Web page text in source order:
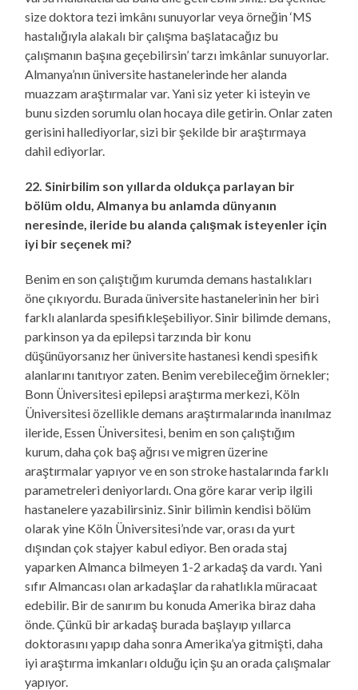
size doktora tezi imkânı sunuyorlar veya örneğin ‘MS
hastalığıyla alakalı bir çalışma başlatacağız bu
çalışmanın başına geçebilirsin’ tarzı imkânlar sunuyorlar.
Almanya’nın üniversite hastanelerinde her alanda
muazzam araştırmalar var. Yani siz yeter ki isteyin ve
bunu sizden sorumlu olan hocaya dile getirin. Onlar zaten
gerisini hallediyorlar, sizi bir şekilde bir araştırmaya
dahil ediyorlar.
22. Sinirbilim son yıllarda oldukça parlayan bir
bölüm oldu, Almanya bu anlamda dünyanın
neresinde, ileride bu alanda çalışmak isteyenler için
iyi bir seçenek mi?
Benim en son çalıştığım kurumda demans hastalıkları
öne çıkıyordu. Burada üniversite hastanelerinin her biri
farklı alanlarda spesifikleşebiliyor. Sinir bilimde demans,
parkinson ya da epilepsi tarzında bir konu
düşünüyorsanız her üniversite hastanesi kendi spesifik
alanlarını tanıtıyor zaten. Benim verebileceğim örnekler;
Bonn Üniversitesi epilepsi araştırma merkezi, Köln
Üniversitesi özellikle demans araştırmalarında inanılmaz
ileride, Essen Üniversitesi, benim en son çalıştığım
kurum, daha çok baş ağrısı ve migren üzerine
araştırmalar yapıyor ve en son stroke hastalarında farklı
parametreleri deniyorlardı. Ona göre karar verip ilgili
hastanelere yazabilirsiniz. Sinir bilimin kendisi bölüm
olarak yine Köln Üniversitesi’nde var, orası da yurt
dışından çok stajyer kabul ediyor. Ben orada staj
yaparken Almanca bilmeyen 1-2 arkadaş da vardı. Yani
sıfır Almancası olan arkadaşlar da rahatlıkla müracaat
edebilir. Bir de sanırım bu konuda Amerika biraz daha
önde. Çünkü bir arkadaş burada başlayıp yıllarca
doktorasını yapıp daha sonra Amerika’ya gitmişti, daha
iyi araştırma imkanları olduğu için şu an orada çalışmalar
yapıyor.